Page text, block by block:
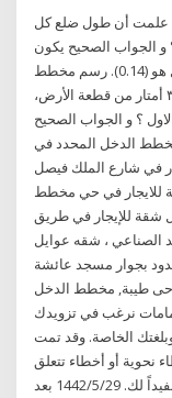
علمت أن طول ضلع كل
و الجواب الصحيح يكون
هو. عامل مقياس المخطط في الشكل المقابل هو (0.14). رسم مخطط
لقطعة أرض، بحيث مثل كل ٢سم على المخطط ٣ أمتار من قطعة الأرض،
؟ و الجواب الصحيح
في حي مخطط الدخل المحدد في
للإيجار في شارع الملك فيصل
للايجار في حي مخطط
في الجبيل , السعر : 20,000 ريال شقة للإيجار في طريق
الصناعي ، شقه عوايل
بجوار مسجد عائشة
الجبيل, حى طيبة, مخطط الدخل
الجبيل 35513، السعودية. 3 غرف; 2 حمامات نرغب في تزويدك
الخاصة. وقد تمت
نحوية أو أخطاء تتعلق
بالدقة. كما نهدف إلى أن يكون هذا المحتوى مفيداً لك. 29‏‏/5‏‏/1442 بعد